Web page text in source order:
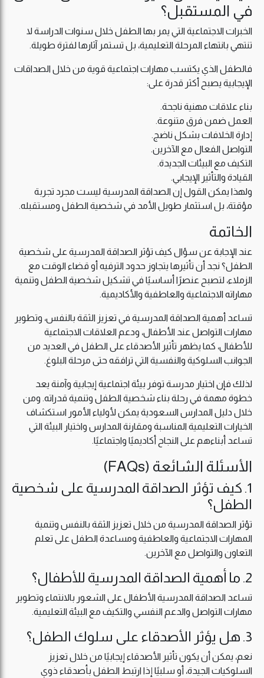
في المستقبل؟
الخبرات الاجتماعية التي يمر بها الطفل خلال سنوات الدراسة لا
تنتهي بانتهاء المرحلة التعليمية، بل تستمر آثارها لفترة طويلة.
فالطفل الذي يكتسب مهارات اجتماعية قوية من خلال الصداقات
الإيجابية يصبح أكثر قدرة على:
بناء علاقات مهنية ناجحة.
العمل ضمن فرق متنوعة.
إدارة الخلافات بشكل ناضج.
التواصل الفعال مع الآخرين.
التكيف مع البيئات الجديدة.
القيادة والتأثير الإيجابي.
ولهذا يمكن القول إن الصداقة المدرسية ليست مجرد تجربة
مؤقتة، بل استثمار طويل الأمد في شخصية الطفل ومستقبله.
الخاتمة
عند الإجابة عن سؤال كيف تؤثر الصداقة المدرسية على شخصية
الطفل؟ نجد أن تأثيرها يتجاوز حدود الترفيه أو قضاء الوقت مع
الزملاء، لتصبح عنصرًا أساسيًا في تشكيل شخصية الطفل وتنمية
مهاراته الاجتماعية والعاطفية والأكاديمية.
تساعد أهمية الصداقة المدرسية في تعزيز الثقة بالنفس، وتطوير
مهارات التواصل عند الأطفال، ودعم العلاقات الاجتماعية
للأطفال، كما يظهر تأثير الأصدقاء على الطفل في العديد من
الجوانب السلوكية والنفسية التي ترافقه حتى مرحلة البلوغ.
لذلك فإن اختيار مدرسة توفر بيئة اجتماعية إيجابية وآمنة يعد
خطوة مهمة في رحلة بناء شخصية الطفل وتنمية قدراته. ومن
خلال دليل المدارس السعودية يمكن لأولياء الأمور استكشاف
الخيارات التعليمية المناسبة ومقارنة المدارس واختيار البيئة التي
تساعد أبناءهم على النجاح أكاديميًا واجتماعيًا.
الأسئلة الشائعة (FAQs)
1. كيف تؤثر الصداقة المدرسية على شخصية
الطفل؟
تؤثر الصداقة المدرسية من خلال تعزيز الثقة بالنفس وتنمية
المهارات الاجتماعية والعاطفية ومساعدة الطفل على تعلم
التعاون والتواصل مع الآخرين.
2. ما أهمية الصداقة المدرسية للأطفال؟
تساعد الصداقة المدرسية الأطفال على الشعور بالانتماء وتطوير
مهارات التواصل والدعم النفسي والتكيف مع البيئة التعليمية.
3. هل يؤثر الأصدقاء على سلوك الطفل؟
نعم، يمكن أن يكون تأثير الأصدقاء إيجابيًا من خلال تعزيز
السلوكيات الجيدة، أو سلبيًا إذا ارتبط الطفل بأصدقاء ذوي